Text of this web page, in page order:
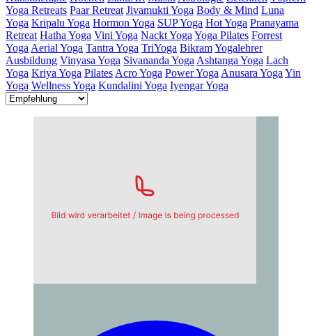
Yoga Retreats Paar Retreat Jivamukti Yoga Body & Mind Luna
Yoga Kripalu Yoga Hormon Yoga SUP Yoga Hot Yoga Pranayama
Retreat Hatha Yoga Vini Yoga Nackt Yoga Yoga Pilates Forrest
Yoga Aerial Yoga Tantra Yoga TriYoga BikramYogalehrer
Ausbildung Vinyasa Yoga Sivananda Yoga Ashtanga Yoga Lach
Yoga Kriya Yoga Pilates Acro Yoga Power Yoga Anusara Yoga Yin
Yoga Wellness Yoga Kundalini Yoga Iyengar Yoga